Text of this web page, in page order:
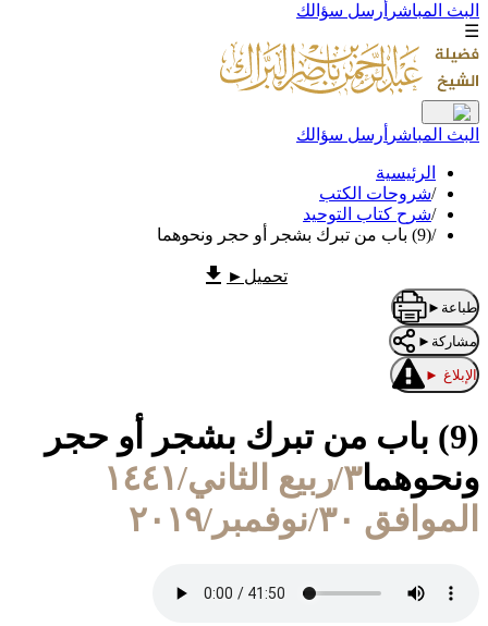
البث المباشر أرسل سؤالك
☰
البث المباشر أرسل سؤالك
الرئيسية
/شروحات الكتب
/شرح كتاب التوحيد
/(9) باب من تبرك بشجر أو حجر ونحوهما
تحميل ►
طباعة ►
مشاركة ►
الإبلاغ ►
(9) باب من تبرك بشجر أو حجر
ونحوهما
٣/ربيع الثاني/١٤٤١
الموافق ٣٠/نوفمبر/٢٠١٩